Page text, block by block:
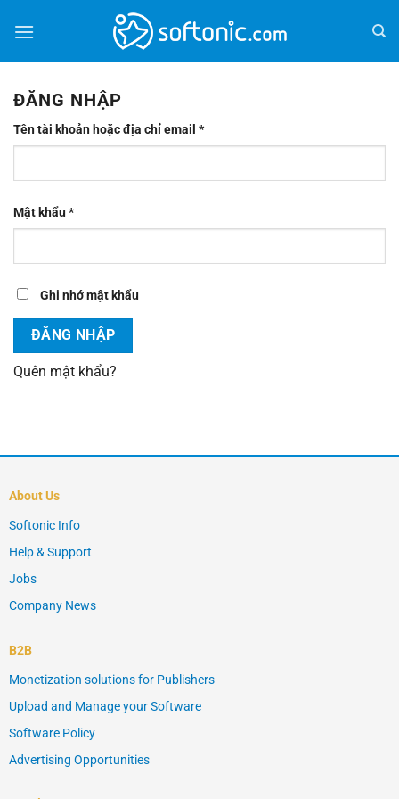
qua
ĐĂNG NHẬP
Tên tài khoản hoặc địa chỉ email *Bắt
buộc
Mật khẩu*Bắt
buộc
Ghi nhớ mật khẩu
ĐĂNG NHẬP
Quên mật khẩu?
About Us
Softonic Info
Help & Support
Jobs
Company News
B2B
Monetization solutions for Publishers
Upload and Manage your Software
Software Policy
Advertising Opportunities